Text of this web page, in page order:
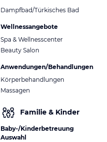
Dampfbad/Türkisches Bad
Wellnessangebote
Spa & Wellnesscenter
Beauty Salon
Anwendungen/Behandlungen
Körperbehandlungen
Massagen
Familie & Kinder
Baby-/Kinderbetreuung
Auswahl